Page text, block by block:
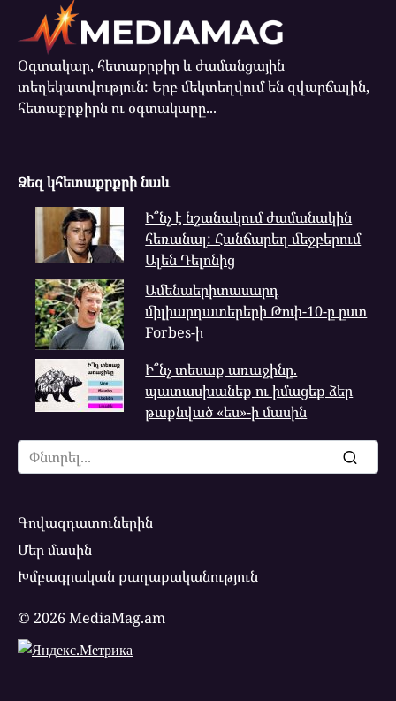
Օգտակար, հետաքրքիր և ժամանցային
տեղեկատվություն: Երբ մեկտեղվում են զվարճալին,
հետաքրքիրն ու օգտակարը...
Ձեզ կհետաքրքրի նաև
Ի՞նչ է նշանակում ժամանակին
հեռանալ: Հանճարեղ մեջբերում
Ալեն Դելոնից
Ամենաերիտասարդ
միլիարդատերերի Թոփ-10-ը ըստ
Forbes-ի
Ի՞նչ տեսաք առաջինը.
պատասխանեք ու իմացեք ձեր
թաքնված «ես»-ի մասին
Search
for:
Գովազդատուներին
Մեր մասին
Խմբագրական քաղաքականություն
© 2026 MediaMag.am